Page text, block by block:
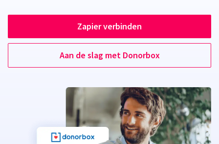
Zapier verbinden
Aan de slag met Donorbox